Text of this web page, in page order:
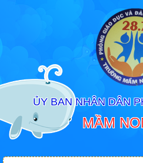
ỦY BAN NHÂN DÂN
MẦM